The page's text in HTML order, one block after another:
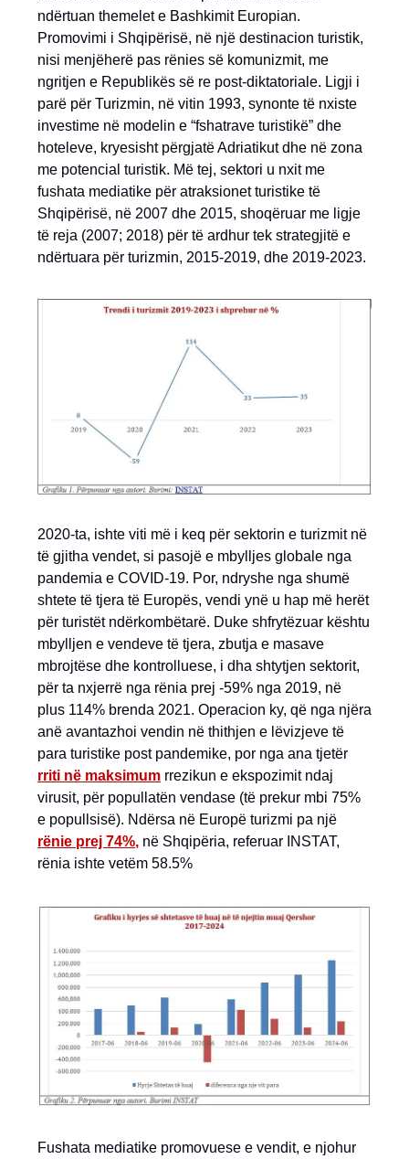
ndërtuan themelet e Bashkimit Europian.
Promovimi i Shqipërisë, në një destinacion turistik,
nisi menjëherë pas rënies së komunizmit, me
ngritjen e Republikës së re post-diktatoriale. Ligji i
parë për Turizmin, në vitin 1993, synonte të nxiste
investime në modelin e “fshatrave turistikë” dhe
hoteleve, kryesisht përgjatë Adriatikut dhe në zona
me potencial turistik. Më tej, sektori u nxit me
fushata mediatike për atraksionet turistike të
Shqipërisë, në 2007 dhe 2015, shoqëruar me ligje
të reja (2007; 2018) për të ardhur tek strategjitë e
ndërtuara për turizmin, 2015-2019, dhe 2019-2023.
2020-ta, ishte viti më i keq për sektorin e turizmit në
të gjitha vendet, si pasojë e mbylljes globale nga
pandemia e COVID-19. Por, ndryshe nga shumë
shtete të tjera të Europës, vendi ynë u hap më herët
për turistët ndërkombëtarë. Duke shfrytëzuar kështu
mbylljen e vendeve të tjera, zbutja e masave
mbrojtëse dhe kontrolluese, i dha shtytjen sektorit,
për ta nxjerrë nga rënia prej -59% nga 2019, në
plus 114% brenda 2021. Operacion ky, që nga njëra
anë avantazhoi vendin në thithjen e lëvizjeve të
para turistike post pandemike, por nga ana tjetër
rriti në maksimum rrezikun e ekspozimit ndaj
virusit, për popullatën vendase (të prekur mbi 75%
e popullsisë). Ndërsa në Europë turizmi pa një
rënie prej 74%, në Shqipëria, referuar INSTAT,
rënia ishte vetëm 58.5%
Fushata mediatike promovuese e vendit, e njohur